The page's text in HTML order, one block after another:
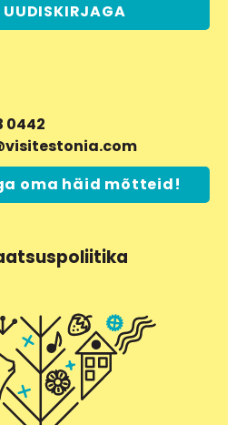
UUDISKIRJAGA
0442
oma häid mõtteid!